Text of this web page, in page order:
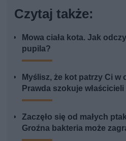
Czytaj także:
Mowa ciała kota. Jak
pupila?
Myślisz, że kot patrzy Ci w
Prawda szokuje właścicieli
Zaczęło się od małych
Groźna bakteria może